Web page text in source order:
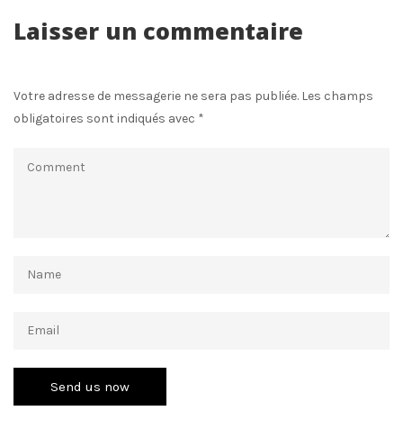
Laisser un commentaire
Votre adresse de messagerie ne sera pas publiée. Les champs
obligatoires sont indiqués avec *